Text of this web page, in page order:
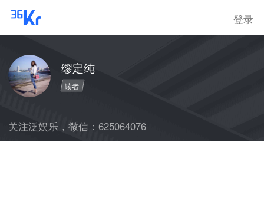
登录
缪定纯
读者
关注泛娱乐，微信：625064076